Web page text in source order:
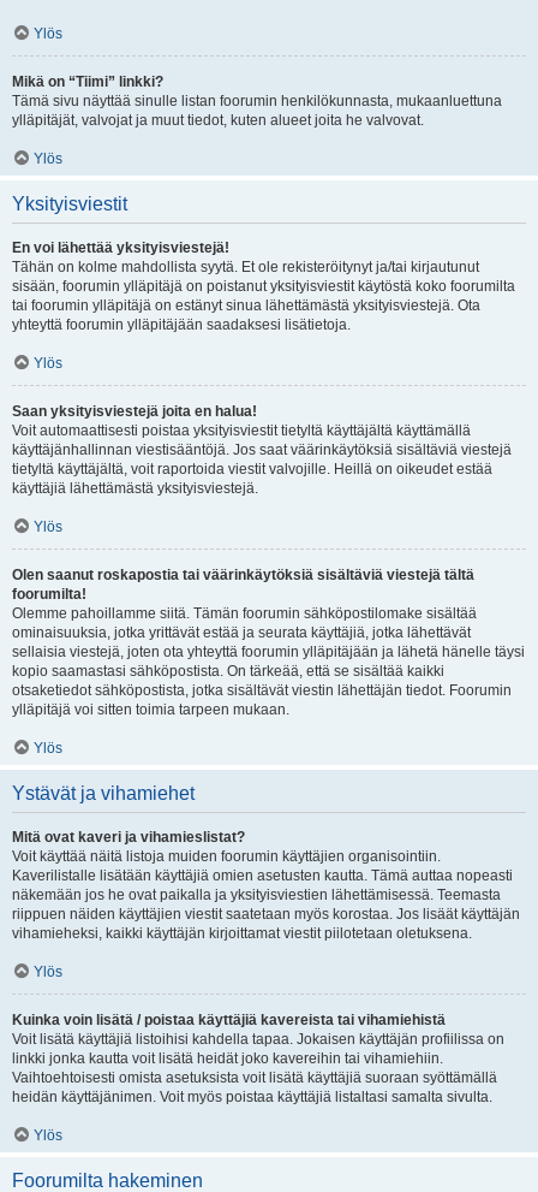
Ylös
Mikä on “Tiimi” linkki?
Tämä sivu näyttää sinulle listan foorumin henkilökunnasta, mukaanluettuna
ylläpitäjät, valvojat ja muut tiedot, kuten alueet joita he valvovat.
Ylös
Yksityisviestit
En voi lähettää yksityisviestejä!
Tähän on kolme mahdollista syytä. Et ole rekisteröitynyt ja/tai kirjautunut
sisään, foorumin ylläpitäjä on poistanut yksityisviestit käytöstä koko foorumilta
tai foorumin ylläpitäjä on estänyt sinua lähettämästä yksityisviestejä. Ota
yhteyttä foorumin ylläpitäjään saadaksesi lisätietoja.
Ylös
Saan yksityisviestejä joita en halua!
Voit automaattisesti poistaa yksityisviestit tietyltä käyttäjältä käyttämällä
käyttäjänhallinnan viestisääntöjä. Jos saat väärinkäytöksiä sisältäviä viestejä
tietyltä käyttäjältä, voit raportoida viestit valvojille. Heillä on oikeudet estää
käyttäjiä lähettämästä yksityisviestejä.
Ylös
Olen saanut roskapostia tai väärinkäytöksiä sisältäviä viestejä tältä
foorumilta!
Olemme pahoillamme siitä. Tämän foorumin sähköpostilomake sisältää
ominaisuuksia, jotka yrittävät estää ja seurata käyttäjiä, jotka lähettävät
sellaisia viestejä, joten ota yhteyttä foorumin ylläpitäjään ja lähetä hänelle täysi
kopio saamastasi sähköpostista. On tärkeää, että se sisältää kaikki
otsaketiedot sähköpostista, jotka sisältävät viestin lähettäjän tiedot. Foorumin
ylläpitäjä voi sitten toimia tarpeen mukaan.
Ylös
Ystävät ja vihamiehet
Mitä ovat kaveri ja vihamieslistat?
Voit käyttää näitä listoja muiden foorumin käyttäjien organisointiin.
Kaverilistalle lisätään käyttäjiä omien asetusten kautta. Tämä auttaa nopeasti
näkemään jos he ovat paikalla ja yksityisviestien lähettämisessä. Teemasta
riippuen näiden käyttäjien viestit saatetaan myös korostaa. Jos lisäät käyttäjän
vihamieheksi, kaikki käyttäjän kirjoittamat viestit piilotetaan oletuksena.
Ylös
Kuinka voin lisätä / poistaa käyttäjiä kavereista tai vihamiehistä
Voit lisätä käyttäjiä listoihisi kahdella tapaa. Jokaisen käyttäjän profiilissa on
linkki jonka kautta voit lisätä heidät joko kavereihin tai vihamiehiin.
Vaihtoehtoisesti omista asetuksista voit lisätä käyttäjiä suoraan syöttämällä
heidän käyttäjänimen. Voit myös poistaa käyttäjiä listaltasi samalta sivulta.
Ylös
Foorumilta hakeminen